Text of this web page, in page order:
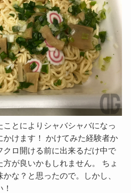
とによりシャバシャバになっ
かけます！ かけてみた経験者か
クロ開ける前に出来るだけ中で
が良いかもしれません。 ちょ
な？と思ったので。しかし、